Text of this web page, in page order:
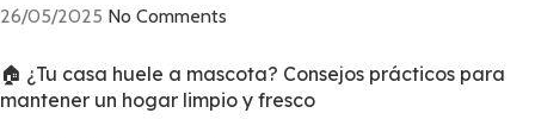
26/05/2025 No Comments
🏠 ¿Tu casa huele a mascota? Consejos prácticos para
mantener un hogar limpio y fresco